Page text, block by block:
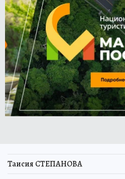
Таисия СТЕПАНОВА